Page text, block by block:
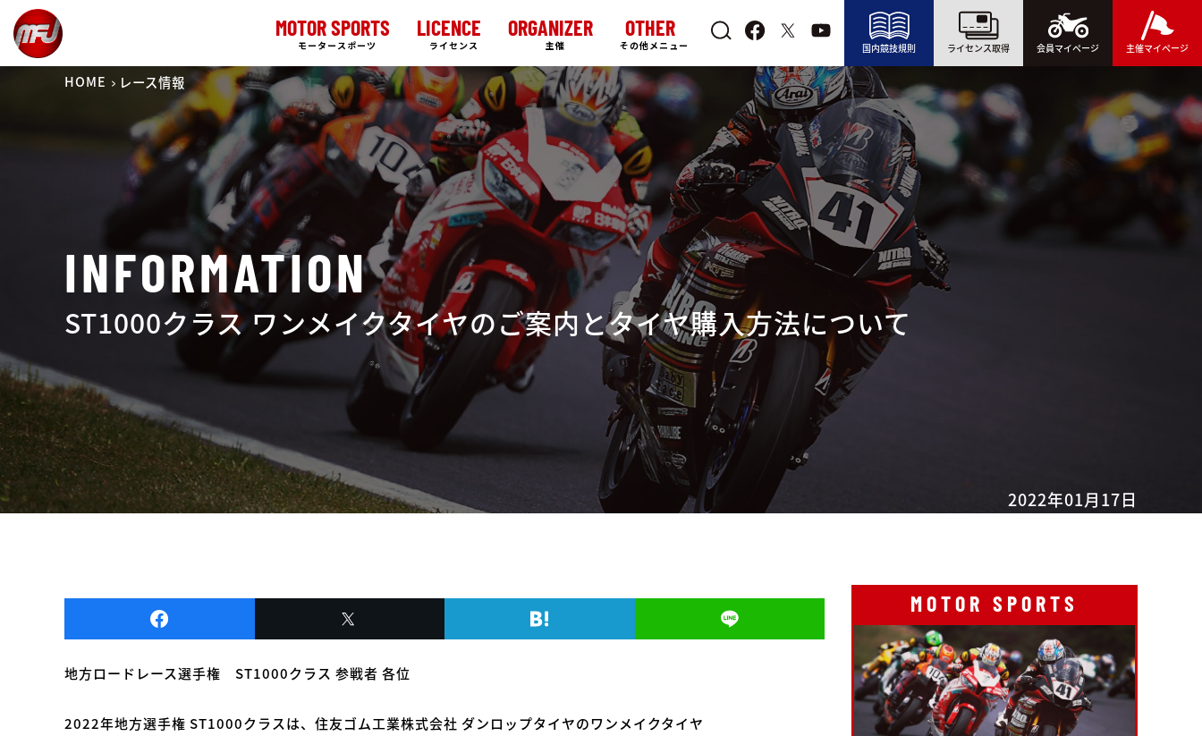
MOTOR SPORTS
モータースポーツ
LICENCE
ライセンス
ORGANIZER
主催
OTHER
その他メニュー 国内競技規則 ライセンス取得 会員マイページ 主催マイページ
HOME レース情報
INFORMATION
ST1000クラス ワンメイクタイヤのご案内とタイヤ購入方法について
2022年01月17日
地方ロードレース選手権 ST1000クラス 参戦者 各位
2022年地方選手権 ST1000クラスは、住友ゴム工業株式会社 ダンロップタイヤのワンメイクタイヤ
MOTOR SPORTS